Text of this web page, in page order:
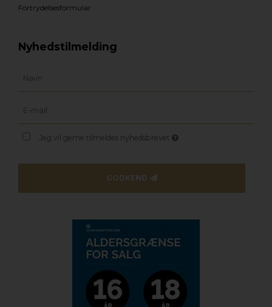
Fortrydelsesformular
Nyhedstilmelding
Jeg vil gerne tilmeldes nyhedsbrevet
GODKEND